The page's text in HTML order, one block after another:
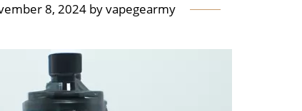
8, 2024 byvapegearmy